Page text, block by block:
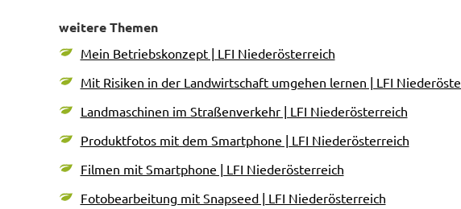
weitere Themen
Mein Betriebskonzept | LFI Niederösterreich
Mit Risiken in der Landwirtschaft umgehen lernen | LFI
Landmaschinen im Straßenverkehr | LFI Niederösterreich
Produktfotos mit dem Smartphone | LFI Niederösterreich
Filmen mit Smartphone | LFI Niederösterreich
Fotobearbeitung mit Snapseed | LFI Niederösterreich